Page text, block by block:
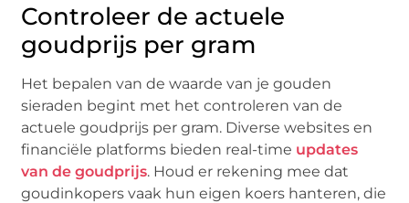
Controleer de actuele
goudprijs per gram
Het bepalen van de waarde van je gouden
sieraden begint met het controleren van de
actuele goudprijs per gram. Diverse websites en
financiële platforms bieden real-time updates
van de goudprijs. Houd er rekening mee dat
goudinkopers vaak hun eigen koers hanteren, die